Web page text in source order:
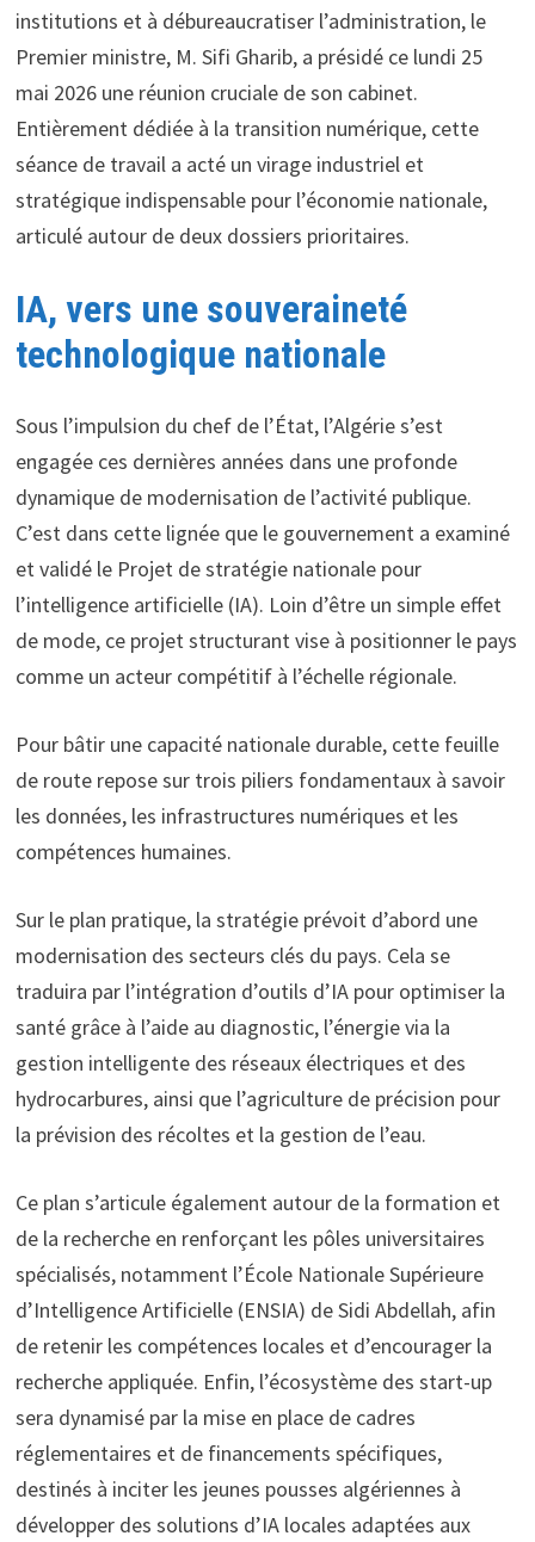
institutions et à débureaucratiser l’administration, le
Premier ministre, M. Sifi Gharib, a présidé ce lundi 25
mai 2026 une réunion cruciale de son cabinet.
Entièrement dédiée à la transition numérique, cette
séance de travail a acté un virage industriel et
stratégique indispensable pour l’économie nationale,
articulé autour de deux dossiers prioritaires.
IA, vers une souveraineté
technologique nationale
Sous l’impulsion du chef de l’État, l’Algérie s’est
engagée ces dernières années dans une profonde
dynamique de modernisation de l’activité publique.
C’est dans cette lignée que le gouvernement a examiné
et validé le Projet de stratégie nationale pour
l’intelligence artificielle (IA). Loin d’être un simple effet
de mode, ce projet structurant vise à positionner le pays
comme un acteur compétitif à l’échelle régionale.
Pour bâtir une capacité nationale durable, cette feuille
de route repose sur trois piliers fondamentaux à savoir
les données, les infrastructures numériques et les
compétences humaines.
Sur le plan pratique, la stratégie prévoit d’abord une
modernisation des secteurs clés du pays. Cela se
traduira par l’intégration d’outils d’IA pour optimiser la
santé grâce à l’aide au diagnostic, l’énergie via la
gestion intelligente des réseaux électriques et des
hydrocarbures, ainsi que l’agriculture de précision pour
la prévision des récoltes et la gestion de l’eau.
Ce plan s’articule également autour de la formation et
de la recherche en renforçant les pôles universitaires
spécialisés, notamment l’École Nationale Supérieure
d’Intelligence Artificielle (ENSIA) de Sidi Abdellah, afin
de retenir les compétences locales et d’encourager la
recherche appliquée. Enfin, l’écosystème des start-up
sera dynamisé par la mise en place de cadres
réglementaires et de financements spécifiques,
destinés à inciter les jeunes pousses algériennes à
développer des solutions d’IA locales adaptées aux